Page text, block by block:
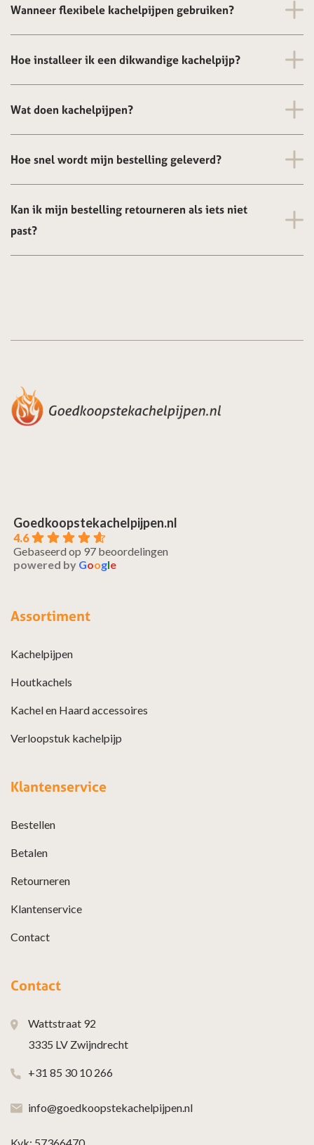
Wanneer flexibele kachelpijpen gebruiken?
Hoe installeer ik een dikwandige kachelpijp?
Wat doen kachelpijpen?
Hoe snel wordt mijn bestelling geleverd?
Kan ik mijn bestelling retourneren als iets niet
past?
Goedkoopstekachelpijpen.nl
4.6
Gebaseerd op 97 beoordelingen
powered by Google
Assortiment
Kachelpijpen
Houtkachels
Kachel en Haard accessoires
Verloopstuk kachelpijp
Klantenservice
Bestellen
Betalen
Retourneren
Klantenservice
Contact
Contact
Wattstraat 92
3335 LV Zwijndrecht
+31 85 30 10 266
info@goedkoopstekachelpijpen.nl